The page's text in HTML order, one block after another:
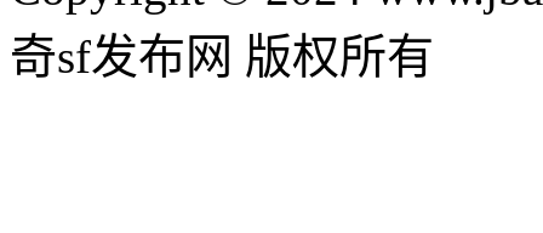
奇sf发布网 版权所有